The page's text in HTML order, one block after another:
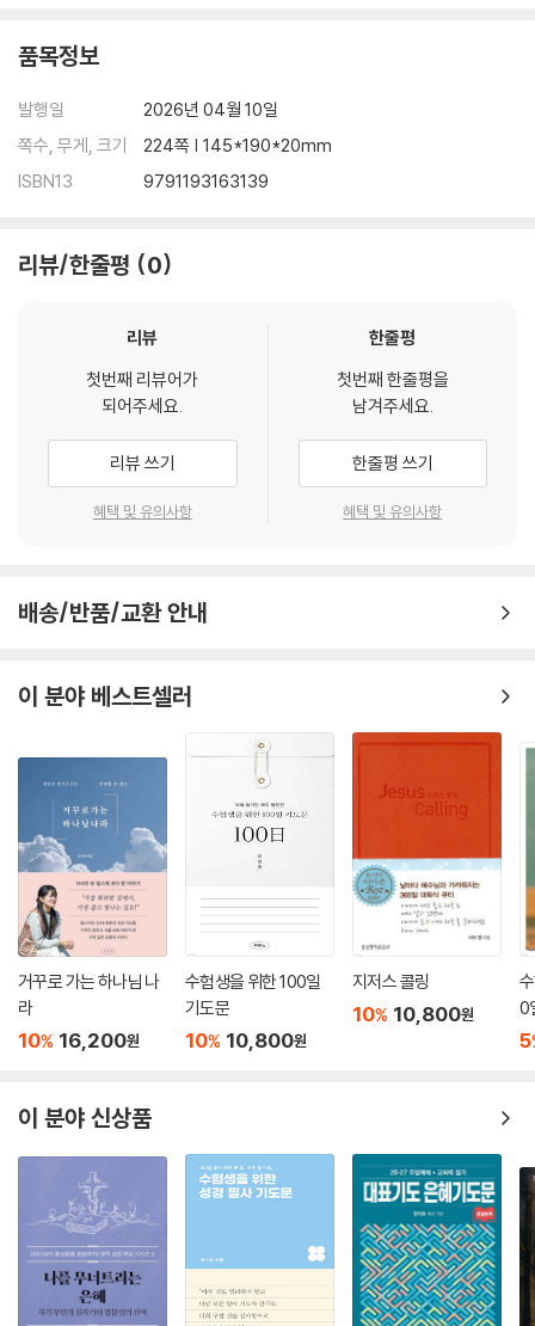
화요일. 말씀 묵상과 느리게 사는 지혜
수요일. 말씀 묵상과 마음 지키기
목요일. 말씀 묵상과 분별력
토요일. 내가 나에게
주 일. 설교 노트
월요일. 말씀 묵상과 성령님
수요일. 말씀 묵상과 과업 성취
금요일. 말씀 묵상과 감사의 능력
토요일. 내가 나에게
주 일. 설교 노트
PART 04. 말씀과 삶이 하나 될 때
화요일. 말씀 묵상과 영적 의지력
금요일. 말씀 묵상과 우선순위
주 일. 설교 노트
월요일. 말씀 묵상과 지혜
화요일. 말씀 묵상과 질문력
수요일. 말씀 묵상과 집중력
목요일. 말씀 묵상과 견딤의 능력
금요일. 말씀 묵상과 고독의 영성
토요일. 내가 나에게
주 일. 설교 노트
품목정보
발행일
2026년 04월 10일
쪽수, 무게, 크기
224쪽 | 145*190*20mm
ISBN13
9791193163139
리뷰/한줄평 0
리뷰
첫번째 리뷰어가
되어주세요.
리뷰 쓰기
혜택 및 유의사항
한줄평
첫번째 한줄평을
남겨주세요.
한줄평 쓰기
혜택 및 유의사항
배송/반품/교환 안내
이 분야 베스트셀러
거꾸로 가는 하나님 나
라
10% 16,200원
수험생을 위한 100일
기도문
10% 10,800원
지저스 콜링
10% 10,800원
0
5
이 분야 신상품